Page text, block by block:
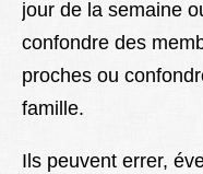
jour de la semaine
confondre des
proches ou
famille.
Ils peuvent errer,